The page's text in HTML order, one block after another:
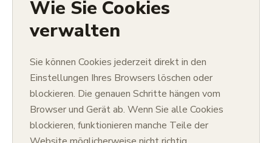
Wie Sie Cookies
verwalten
Sie können Cookies jederzeit direkt in den
Einstellungen Ihres Browsers löschen oder
blockieren. Die genauen Schritte hängen vom
Browser und Gerät ab. Wenn Sie alle Cookies
blockieren, funktionieren manche Teile der